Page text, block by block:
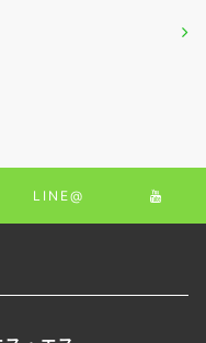
LINE@